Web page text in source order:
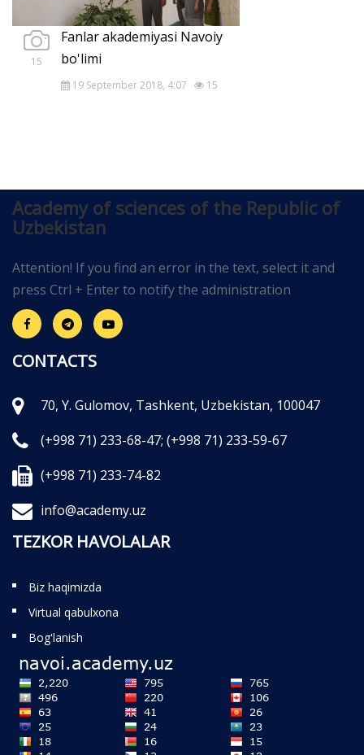
15
Fanlar akademiyasi Navoiy
bo'limi
19 September 2018, 4:07 15
Academy of sciences of the Republic of
Uzbekistan
Attention! If you find an error in the text, select it and
press Ctrl + Enter to notify the administration
CONTACTS
70, Y. Gulomov, Tashkent, Uzbekistan, 100047
(+998 71) 233-68-47; (+998 71) 233-59-67
(+998 71) 233-74-82
info@academy.uz
TEZKOR HAVOLALAR
Biz haqimizda
Virtual qabulxona
Bog'lanish